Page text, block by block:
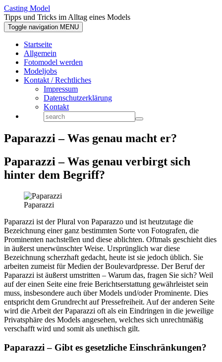
Casting Model
Tipps und Tricks im Alltag eines Models
Toggle navigation MENU
Startseite
Allgemein
Fotomodel werden
Modeljobs
Kontakt / Rechtliches
Impressum
Datenschutzerklärung
Kontakt
Paparazzi – Was genau macht er?
Paparazzi – Was genau verbirgt sich
hinter dem Begriff?
Paparazzi
Paparazzi ist der Plural von Paparazzo und ist heutzutage die
Bezeichnung einer ganz bestimmten Sorte von Fotografen, die
Prominenten nachstellen und diese ablichten. Oftmals geschieht dies
in äußerst unerwünschter Weise. Ursprünglich war diese
Bezeichnung scherzhaft gedacht, heute ist sie jedoch üblich. Sie
arbeiten zumeist für Medien der Boulevardpresse. Der Beruf der
Paparazzi ist äußerst umstritten – Warum das, fragen Sie sich? Weil
auf der einen Seite eine freie Berichtserstattung gewährleistet sein
muss, insbesondere auch über Models und/oder Prominente. Dies
entspricht dem Grundrecht auf Pressefreiheit. Auf der anderen Seite
wird die Arbeit der Paparazzi oft als ein Eindringen in die jeweilige
Privatsphäre des Models angesehen, welches sich unrechtmäßig
verschafft wird und somit als unethisch gilt.
Paparazzi – Gibt es gesetzliche Einschränkungen?